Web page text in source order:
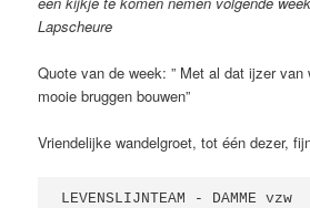
Lapscheure
Quote van de week: ” Met al dat ijzer
mooie bruggen bouwen”
Vriendelijke wandelgroet, tot één dezer,
LEVENSLIJNTEAM - DAMME vzw